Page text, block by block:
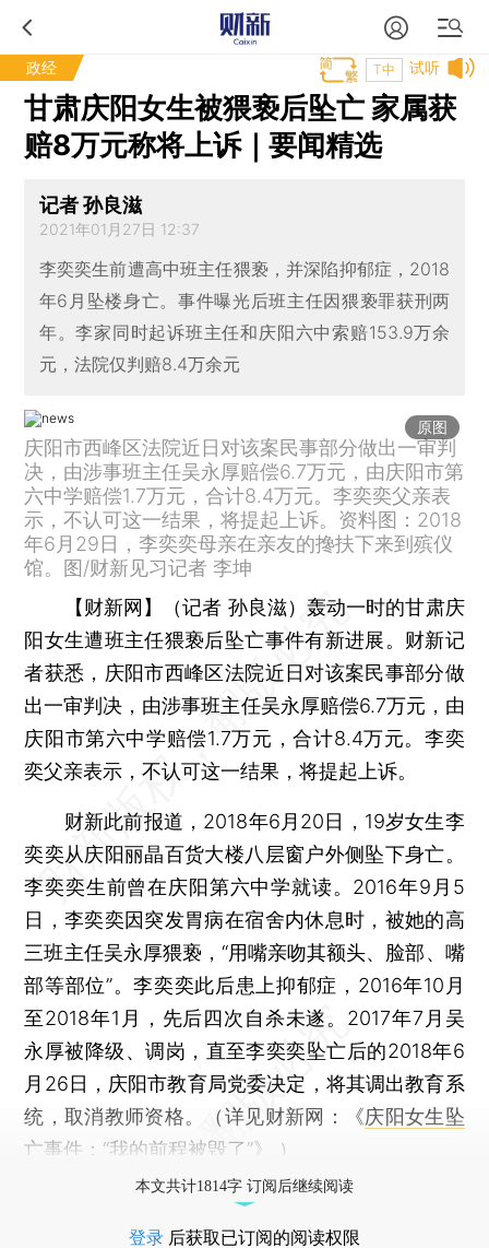
政经 试听
T中
甘肃庆阳女生被猥亵后坠亡 家属获
赔8万元称将上诉｜要闻精选
记者 孙良滋
2021年01月27日 12:37
李奕奕生前遭高中班主任猥亵，并深陷抑郁症，2018
年6月坠楼身亡。事件曝光后班主任因猥亵罪获刑两
年。李家同时起诉班主任和庆阳六中索赔153.9万余
元，法院仅判赔8.4万余元
原图
庆阳市西峰区法院近日对该案民事部分做出一审判
决，由涉事班主任吴永厚赔偿6.7万元，由庆阳市第
六中学赔偿1.7万元，合计8.4万元。李奕奕父亲表
示，不认可这一结果，将提起上诉。资料图：2018
年6月29日，李奕奕母亲在亲友的搀扶下来到殡仪
馆。图/财新见习记者 李坤
【财新网】（记者 孙良滋） 轰动一时的甘肃庆
阳女生遭班主任猥亵后坠亡事件有新进展。财新记
者获悉，庆阳市西峰区法院近日对该案民事部分做
出一审判决，由涉事班主任吴永厚赔偿6.7万元，由
庆阳市第六中学赔偿1.7万元，合计8.4万元。李奕
奕父亲表示，不认可这一结果，将提起上诉。
财新此前报道，2018年6月20日，19岁女生李
奕奕从庆阳丽晶百货大楼八层窗户外侧坠下身亡。
李奕奕生前曾在庆阳第六中学就读。2016年9月5
日，李奕奕因突发胃病在宿舍内休息时，被她的高
三班主任吴永厚猥亵，“用嘴亲吻其额头、脸部、嘴
部等部位”。李奕奕此后患上抑郁症，2016年10月
至2018年1月，先后四次自杀未遂。2017年7月吴
永厚被降级、调岗，直至李奕奕坠亡后的2018年6
月26日，庆阳市教育局党委决定，将其调出教育系
统，取消教师资格。（详见财新网：《庆阳女生坠
亡事件：“我的前程被毁了”》 ）
本文共计1814字 订阅后继续阅读
登录 后获取已订阅的阅读权限